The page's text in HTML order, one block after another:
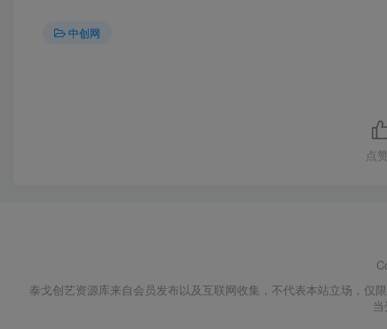
中创网
点赞
泰戈创艺资源库来自会员发布以及互联网收集，不代表本站立场，仅